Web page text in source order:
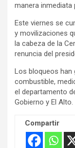
manera inmediata
Este viernes se
y movilizaciones
la cabeza de la
renuncia del
Los bloqueos han
combustible,
el departamento
Gobierno y El Alto.
Compartir